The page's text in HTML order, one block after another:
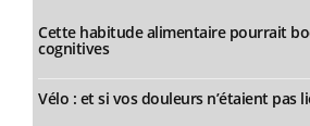
Cette habitude alimentaire pourrait
cognitives
Vélo : et si vos douleurs n’étaient pas